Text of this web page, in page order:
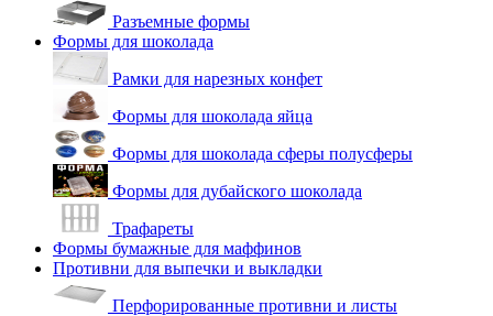
Разъемные формы
Формы для шоколада
Рамки для нарезных конфет
Формы для шоколада яйца
Формы для шоколада сферы полусферы
Формы для дубайского шоколада
Трафареты
Формы бумажные для маффинов
Противни для выпечки и выкладки
Перфорированные противни и листы